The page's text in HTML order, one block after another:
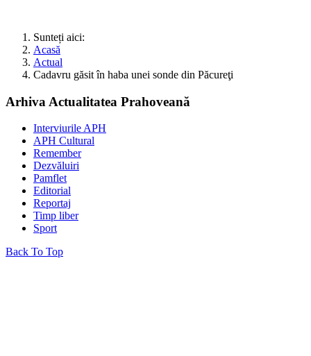
Sunteți aici:
Acasă
Actual
Cadavru găsit în haba unei sonde din Păcureţi
Arhiva Actualitatea Prahoveană
Interviurile APH
APH Cultural
Remember
Dezvăluiri
Pamflet
Editorial
Reportaj
Timp liber
Sport
Back To Top